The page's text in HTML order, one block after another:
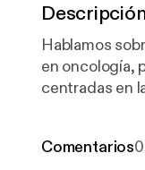
Hablamos
en oncología,
centradas en
Comentarios0